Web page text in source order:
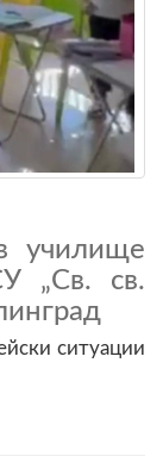
училище
„Св. св.
ситуации